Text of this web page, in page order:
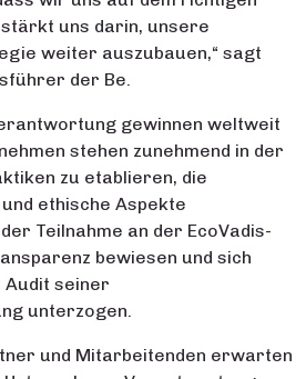
uns darin, unsere
weiter auszubauen,“ sagt
der Be.
gewinnen weltweit
stehen zunehmend in der
zu etablieren, die
ethische Aspekte
Teilnahme an der EcoVadis-
bewiesen und sich
Audit seiner
unterzogen.
und Mitarbeitenden erwarten